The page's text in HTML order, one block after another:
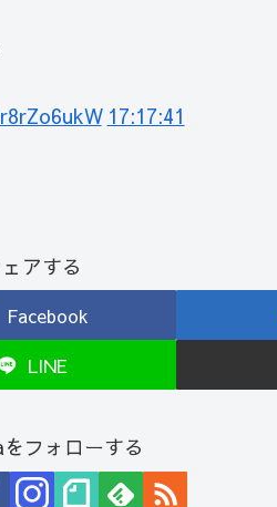
17:17:41
アする
Facebook
LINE
フォローする